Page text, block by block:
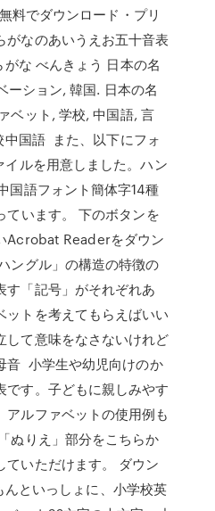
料でダウンロード・プリ
がなのあいうえお五十音表
な べんきょう 日本の名
ーション, 韓国. 日本の名
ベット, 学校, 中国語, 言
国語 また、以下にフォ
イルを用意しました。ハン
国語フォント簡体字14種
ています。 下のボタンを
Acrobat Readerをダウン
ングル」の構造の特徴の
す「記号」がそれぞれあ
ットを考えてもらえばいい
して意味をなさないけれど
音 小学生や幼児向けのか
です。子どもに親しみやす
アルファベットの使用例も
ぬりえ」部分をこちらか
ていただけます。 ダウン
といっしょに、小学校英